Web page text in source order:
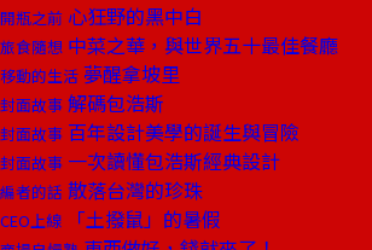
開瓶之前 心狂野的黑中白
旅食隨想 中菜之華，與世界五十最佳餐廳
移動的生活 夢醒拿坡里
封面故事 解碼包浩斯
封面故事 百年設計美學的誕生與冒險
封面故事 一次讀懂包浩斯經典設計
編者的話 散落台灣的珍珠
CEO上線 「土撥鼠」的暑假